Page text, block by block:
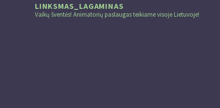
LINKSMAS_LAGAMINAS
Vaikų šventės! Animatorių paslaugas teikiame visoje Lietuvoje!